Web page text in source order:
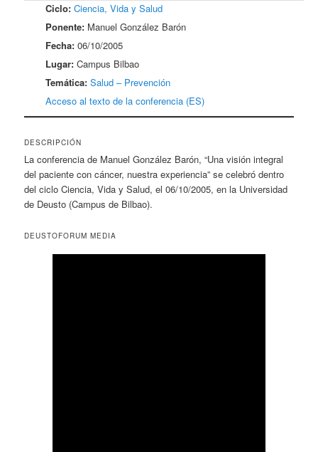
Ciclo: Ciencia, Vida y Salud
Ponente: Manuel González Barón
Fecha: 06/10/2005
Lugar: Campus Bilbao
Temática: Salud – Prevención
Acceso al texto de la conferencia (ES)
DESCRIPCIÓN
La conferencia de Manuel González Barón, “Una visión integral
del paciente con cáncer, nuestra experiencia” se celebró dentro
del ciclo Ciencia, Vida y Salud, el 06/10/2005, en la Universidad
de Deusto (Campus de Bilbao).
DEUSTOFORUM MEDIA